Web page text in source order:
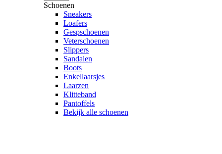
Schoenen
Sneakers
Loafers
Gespschoenen
Veterschoenen
Slippers
Sandalen
Boots
Enkellaarsjes
Laarzen
Klitteband
Pantoffels
Bekijk alle schoenen